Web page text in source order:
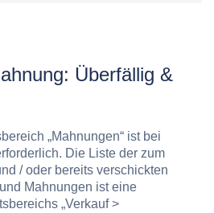
Überfällig &
„Mahnungen“ ist bei
Die Liste der zum
/ oder bereits verschickten
Mahnungen ist eine
„Verkauf >